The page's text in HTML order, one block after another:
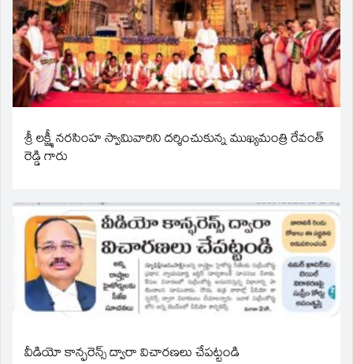
శ్రీ లక్ష్మీ నరసింహ స్వామివారిని దర్శించుకున్న ముఖ్యమంత్రి రేవంత్
రెడ్డి గారు
వీడియో కాన్ఫరెన్స్ ద్వారా విచారణలు చేపట్టండి